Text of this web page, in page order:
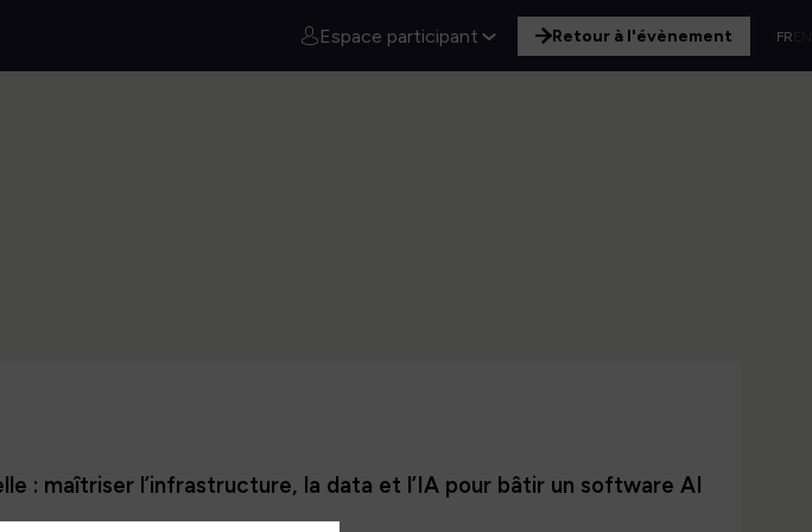
Espace participant Retour à l'évènement FR
: maîtriser l’infrastructure, la data et l’IA pour bâtir un software AI